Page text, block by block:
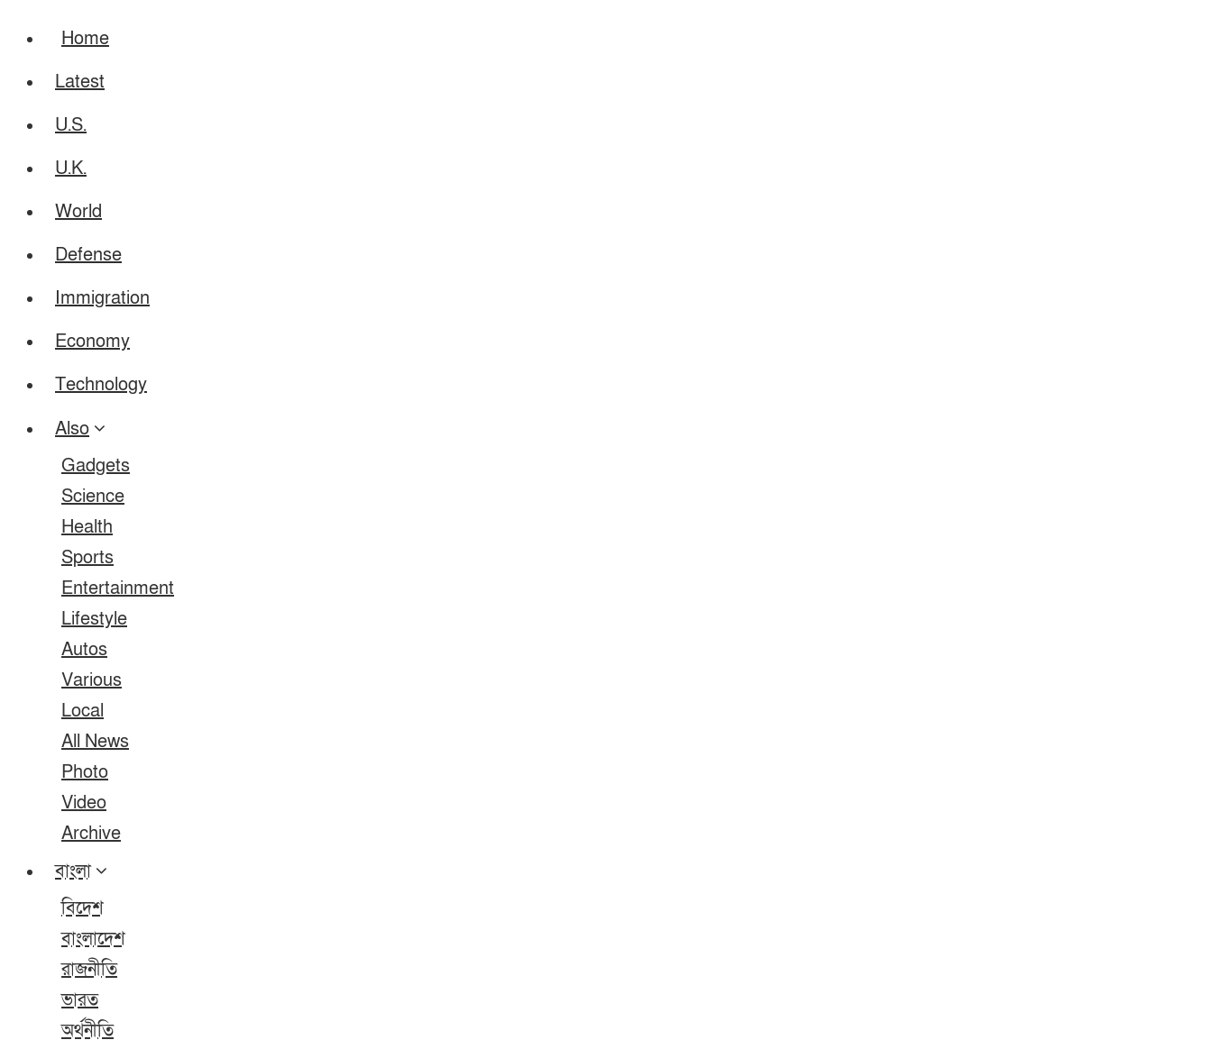
Home
Latest
U.S.
U.K.
World
Defense
Immigration
Economy
Technology
Also
Gadgets
Science
Health
Sports
Entertainment
Lifestyle
Autos
Various
Local
All News
Photo
Video
Archive
বাংলা
বিদেশ
বাংলাদেশ
রাজনীতি
ভারত
অর্থনীতি